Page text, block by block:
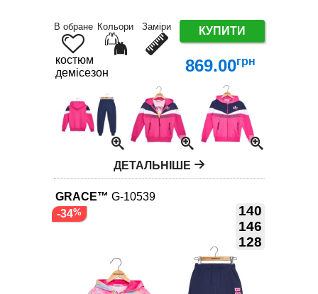
В обране Кольори Заміри КУПИТИ
костюм
демісезон
869.00грн
ДЕТАЛЬНІШЕ
GRACE™ G-10539
140
146
128
-34